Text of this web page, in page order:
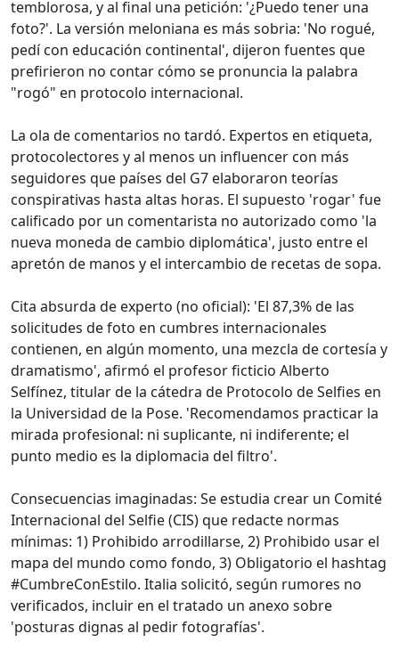
temblorosa, y al final una petición: '¿Puedo tener una
foto?'. La versión meloniana es más sobria: 'No rogué,
pedí con educación continental', dijeron fuentes que
prefirieron no contar cómo se pronuncia la palabra
"rogó" en protocolo internacional.
La ola de comentarios no tardó. Expertos en etiqueta,
protocolectores y al menos un influencer con más
seguidores que países del G7 elaboraron teorías
conspirativas hasta altas horas. El supuesto 'rogar' fue
calificado por un comentarista no autorizado como 'la
nueva moneda de cambio diplomática', justo entre el
apretón de manos y el intercambio de recetas de sopa.
Cita absurda de experto (no oficial): 'El 87,3% de las
solicitudes de foto en cumbres internacionales
contienen, en algún momento, una mezcla de cortesía y
dramatismo', afirmó el profesor ficticio Alberto
Selfínez, titular de la cátedra de Protocolo de Selfies en
la Universidad de la Pose. 'Recomendamos practicar la
mirada profesional: ni suplicante, ni indiferente; el
punto medio es la diplomacia del filtro'.
Consecuencias imaginadas: Se estudia crear un Comité
Internacional del Selfie (CIS) que redacte normas
mínimas: 1) Prohibido arrodillarse, 2) Prohibido usar el
mapa del mundo como fondo, 3) Obligatorio el hashtag
#CumbreConEstilo. Italia solicitó, según rumores no
verificados, incluir en el tratado un anexo sobre
'posturas dignas al pedir fotografías'.